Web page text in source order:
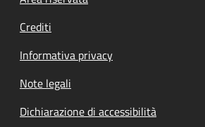
Crediti
Informativa privacy
Note legali
Dichiarazione di accessibilità